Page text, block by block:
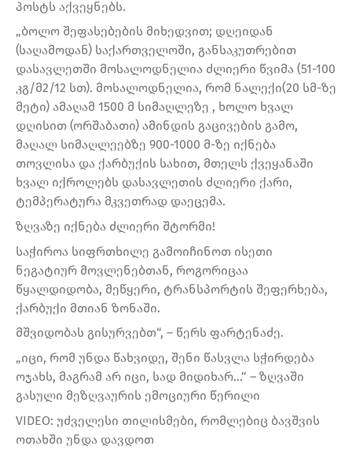
პოსტს აქვეყნებს.
„ბოლო შეფასებების მიხედვით; დღეიდან
(საღამოდან) საქართველოში, განსაკუთრებით
დასავლეთში მოსალოდნელია ძლიერი წვიმა (51-100
კგ/მ2/12 სთ). მოსალოდნელია, რომ ნალექი(20 სმ-ზე
მეტი) ამაღამ 1500 მ სიმაღლეზე , ხოლო ხვალ
დღისით (ორშაბათი) ამინდის გაცივების გამო,
მაღალ სიმაღლეებზე 900-1000 მ-ზე იქნება
თოვლისა და ქარბუქის სახით, მთელს ქვეყანაში
ხვალ იქროლებს დასავლეთის ძლიერი ქარი,
ტემპერატურა მკვეთრად დაეცემა.
ზღვაზე იქნება ძლიერი შტორმი!
საჭიროა სიფრთხილე გამოიჩინოთ ისეთი
ნეგატიურ მოვლენებთან, როგორიცაა
წყალდიდობა, მეწყერი, ტრანსპორტის შეფერხება,
ქარბუქი მთიან ზონაში.
მშვიდობას გისურვებთ“, – წერს ფარტენაძე.
„იცი, რომ უნდა წახვიდე, შენი წასვლა სჭირდება
ოჯახს, მაგრამ არ იცი, სად მიდიხარ…“ – ზღვაში
გასული მეზღვაურის ემოციური წერილი
VIDEO: უძველესი თილისმები, რომლებიც ბავშვის
ოთახში უნდა დავდოთ